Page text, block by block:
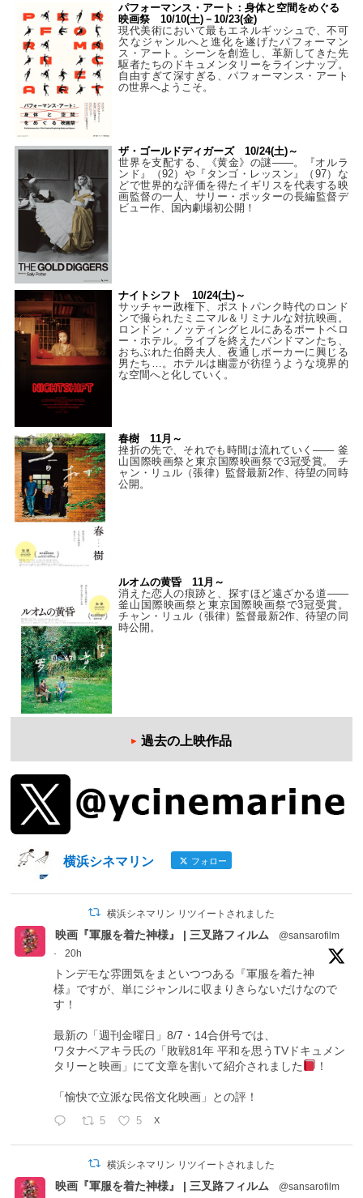
パフォーマンス・アート：身体と空間をめぐる
映画祭 10/10(土)－10/23(金)
現代美術において最もエネルギッシュで、不可
欠なジャンルへと進化を遂げたパフォーマン
ス・アート。シーンを創造し、革新してきた先
駆者たちのドキュメンタリーをラインナップ。
自由すぎて深すぎる、パフォーマンス・アート
の世界へようこそ。
ザ・ゴールドディガーズ 10/24(土)～
世界を支配する、《黄金》の謎――。『オルラ
ンド』（92）や『タンゴ・レッスン』（97）な
どで世界的な評価を得たイギリスを代表する映
画監督の一人、サリー・ポッターの長編監督デ
ビュー作、国内劇場初公開！
ナイトシフト 10/24(土)～
サッチャー政権下、ポストパンク時代のロンド
ンで撮られたミニマル＆リミナルな対抗映画。
ロンドン・ノッティングヒルにあるポートベロ
ー・ホテル。ライブを終えたバンドマンたち、
おちぶれた伯爵夫人、夜通しポーカーに興じる
男たち…。ホテルは幽霊が彷徨うような境界的
な空間へと化していく。
春樹 11月～
挫折の先で、それでも時間は流れていく—— 釜
山国際映画祭と東京国際映画祭で3冠受賞。 チ
ャン・リュル（張律）監督最新2作、待望の同時
公開。
ルオムの黄昏 11月～
消えた恋人の痕跡と、探すほど遠ざかる道——
釜山国際映画祭と東京国際映画祭で3冠受賞。
チャン・リュル（張律）監督最新2作、待望の同
時公開。
過去の上映作品
横浜シネマリン フォロー
横浜シネマリン リツイートされました
映画『軍服を着た神様』 | 三叉路フィルム
@sansarofilm
·
20h
トンデモな雰囲気をまといつつある『軍服を着た神
様』ですが、単にジャンルに収まりきらないだけなので
す！
最新の「週刊金曜日」8/7・14合併号では、
ワタナベアキラ氏の「敗戦81年 平和を思うTVドキュメン
タリーと映画」にて文章を割いて紹介されました
！
「愉快で立派な民俗文化映画」との評！
5 5 X
横浜シネマリン リツイートされました
映画『軍服を着た神様』 | 三叉路フィルム @sansarofilm